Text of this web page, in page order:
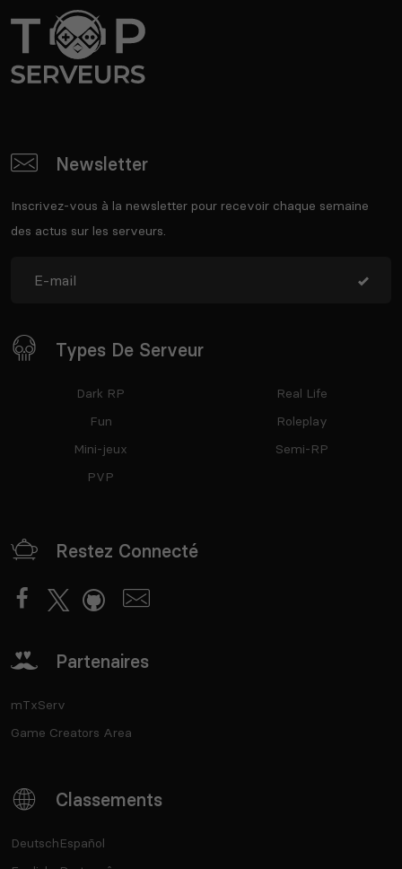
Newsletter
Inscrivez-vous à la newsletter pour recevoir chaque semaine
des actus sur les serveurs.
Types De Serveur
Dark RP
Fun
Mini-jeux
PVP
Real Life
Roleplay
Semi-RP
Restez Connecté
Partenaires
mTxServ
Game Creators Area
Classements
DeutschEspañol